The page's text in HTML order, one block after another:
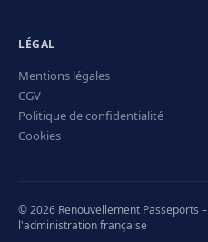
LÉGAL
Mentions légales
CGV
Politique de confidentialité
Cookies
© 2026 Renouvellement Passeports
l'administration française